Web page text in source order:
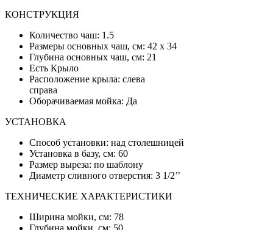
КОНСТРУКЦИЯ
Количество чаш: 1.5
Размеры основных чаш, см: 42 x 34
Глубина основных чаш, см: 21
Есть Крыло
Расположение крыла: слева
справа
Оборачиваемая мойка: Да
УСТАНОВКА
Способ установки: над столешницей
Установка в базу, см: 60
Размер выреза: по шаблону
Диаметр сливного отверстия: 3 1/2’’
ТЕХНИЧЕСКИЕ ХАРАКТЕРИСТИКИ
Ширина мойки, см: 78